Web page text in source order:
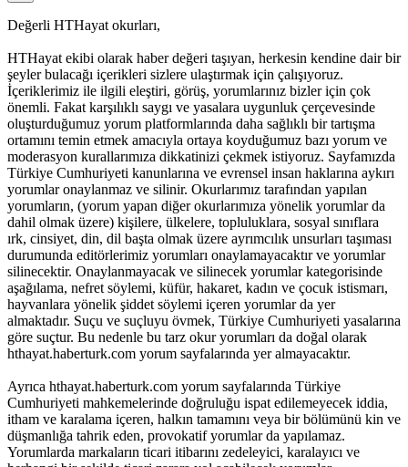
Değerli HTHayat okurları,
HTHayat ekibi olarak haber değeri taşıyan, herkesin kendine dair bir
şeyler bulacağı içerikleri sizlere ulaştırmak için çalışıyoruz.
İçeriklerimiz ile ilgili eleştiri, görüş, yorumlarınız bizler için çok
önemli. Fakat karşılıklı saygı ve yasalara uygunluk çerçevesinde
oluşturduğumuz yorum platformlarında daha sağlıklı bir tartışma
ortamını temin etmek amacıyla ortaya koyduğumuz bazı yorum ve
moderasyon kurallarımıza dikkatinizi çekmek istiyoruz. Sayfamızda
Türkiye Cumhuriyeti kanunlarına ve evrensel insan haklarına aykırı
yorumlar onaylanmaz ve silinir. Okurlarımız tarafından yapılan
yorumların, (yorum yapan diğer okurlarımıza yönelik yorumlar da
dahil olmak üzere) kişilere, ülkelere, topluluklara, sosyal sınıflara
ırk, cinsiyet, din, dil başta olmak üzere ayrımcılık unsurları taşıması
durumunda editörlerimiz yorumları onaylamayacaktır ve yorumlar
silinecektir. Onaylanmayacak ve silinecek yorumlar kategorisinde
aşağılama, nefret söylemi, küfür, hakaret, kadın ve çocuk istismarı,
hayvanlara yönelik şiddet söylemi içeren yorumlar da yer
almaktadır. Suçu ve suçluyu övmek, Türkiye Cumhuriyeti yasalarına
göre suçtur. Bu nedenle bu tarz okur yorumları da doğal olarak
hthayat.haberturk.com yorum sayfalarında yer almayacaktır.
Ayrıca hthayat.haberturk.com yorum sayfalarında Türkiye
Cumhuriyeti mahkemelerinde doğruluğu ispat edilemeyecek iddia,
itham ve karalama içeren, halkın tamamını veya bir bölümünü kin ve
düşmanlığa tahrik eden, provokatif yorumlar da yapılamaz.
Yorumlarda markaların ticari itibarını zedeleyici, karalayıcı ve